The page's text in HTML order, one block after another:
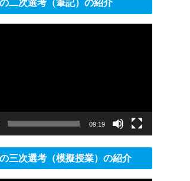
二次選考（筆記）の紹介
09:19
三次選考（模擬授業）の紹介